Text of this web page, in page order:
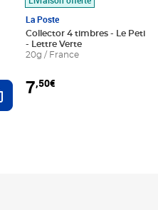
Ajouter au panier
La Poste
Collector 4 timbres - Le Petit
- Lettre Verte
20g / France
7,50€